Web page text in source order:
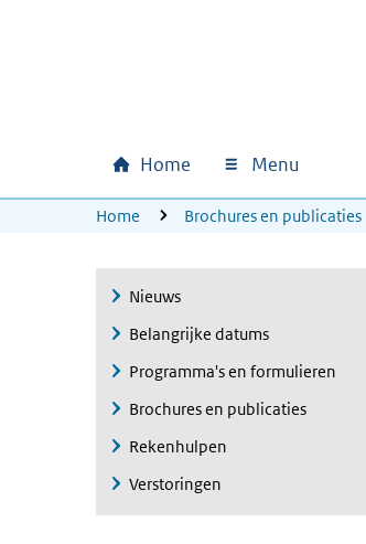
Hoofdnavigatie
Home Menu
U bevindt zich hier:
Home Brochures en publicaties
Nieuws
Belangrijke datums
Programma's en formulieren
Brochures en publicaties
Rekenhulpen
Verstoringen